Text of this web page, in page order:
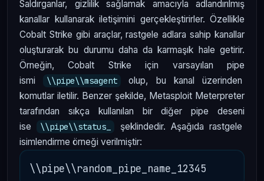
Saldırganlar, gizlilik sağlamak amacıyla adlandırılmış
kanallar kullanarak iletişimini gerçekleştirirler. Özellikle
Cobalt Strike gibi araçlar, rastgele adlara sahip kanallar
oluşturarak bu durumu daha da karmaşık hale getirir.
Örneğin, Cobalt Strike için varsayılan pipe
ismi
\\pipe\\msagent
olup, bu kanal üzerinden
komutlar iletilir. Benzer şekilde, Metasploit Meterpreter
tarafından sıkça kullanılan bir diğer pipe deseni
ise
\\pipe\\status_
şeklindedir. Aşağıda rastgele
isimlendirme örneği verilmiştir: